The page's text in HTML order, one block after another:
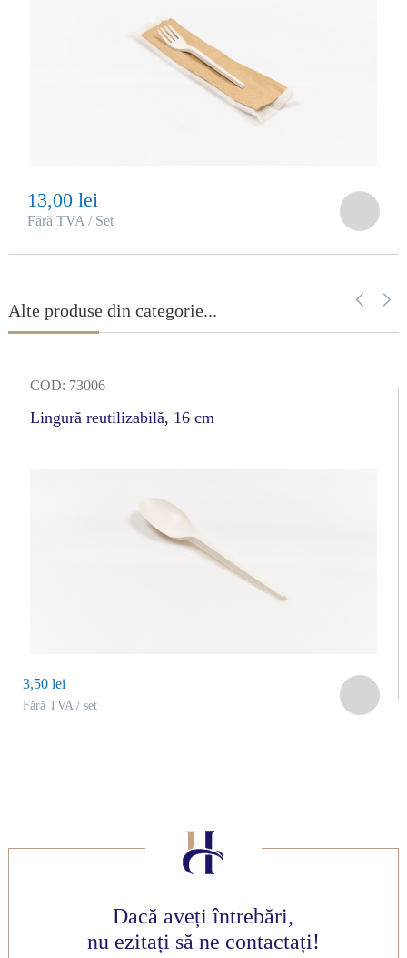
13,00 lei
Fără TVA / Set
Alte produse din categorie...
COD: 73006
Lingură reutilizabilă, 16 cm
3,50 lei
Fără TVA / set
Dacă aveți întrebări,
nu ezitați să ne contactați!